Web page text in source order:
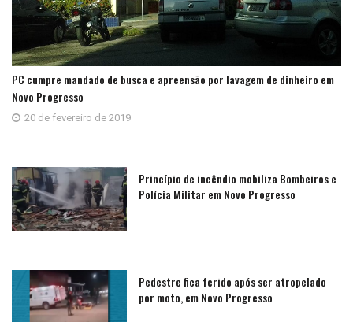
PC cumpre mandado de busca e apreensão por lavagem de dinheiro em
Novo Progresso
20 de fevereiro de 2019
Princípio de incêndio mobiliza Bombeiros e
Polícia Militar em Novo Progresso
Pedestre fica ferido após ser atropelado
por moto, em Novo Progresso